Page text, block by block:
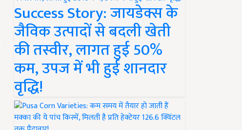
Success Story: जायडेक्स के
जैविक उत्पादों से बदली खेती
की तस्वीर, लागत हुई 50%
कम, उपज में भी हुई शानदार
वृद्धि!